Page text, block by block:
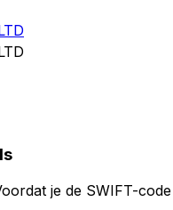
je de SWIFT-